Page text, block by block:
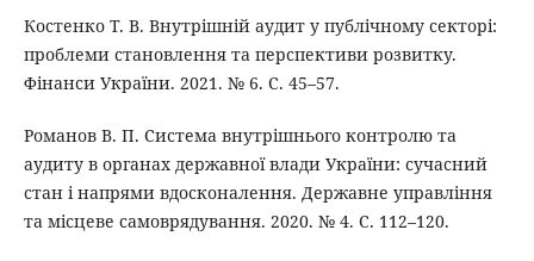
Костенко Т. В. Внутрішній аудит у публічному секторі:
проблеми становлення та перспективи розвитку.
Фінанси України. 2021. № 6. С. 45–57.
Романов В. П. Система внутрішнього контролю та
аудиту в органах державної влади України: сучасний
стан і напрями вдосконалення. Державне управління
та місцеве самоврядування. 2020. № 4. С. 112–120.